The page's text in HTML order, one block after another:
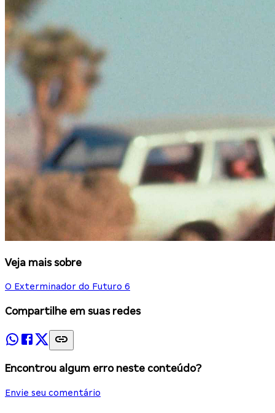
Veja mais sobre
O Exterminador do Futuro 6
Compartilhe em suas redes
Encontrou algum erro neste conteúdo?
Envie seu comentário